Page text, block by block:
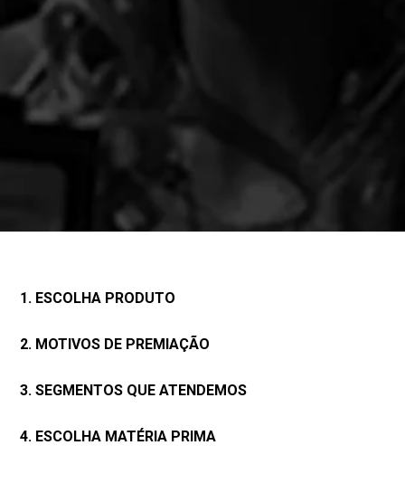
1. ESCOLHA PRODUTO
2. MOTIVOS DE PREMIAÇÃO
3. SEGMENTOS QUE ATENDEMOS
4. ESCOLHA MATÉRIA PRIMA